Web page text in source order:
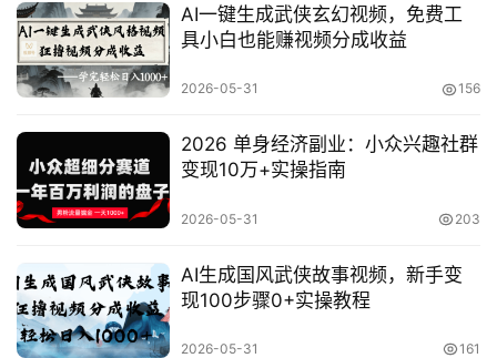
AI一键生成武侠玄幻视频，免费工
具小白也能赚视频分成收益
2026-05-31 156
2026 单身经济副业：小众兴趣社群
变现10万+实操指南
2026-05-31 203
AI生成国风武侠故事视频，新手变
现100步骤0+实操教程
2026-05-31 161